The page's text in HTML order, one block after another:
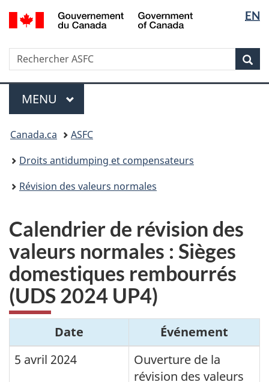
Passer
au
Passer
à
HTML
simplifiée
la
langue
EN
Recherche
Rechercher
ASFC
Menu
MENU PRINCIPAL
êtes
ici
Canada.ca
ASFC
Droits antidumping et compensateurs
Révision des valeurs normales
Calendrier de révision des
valeurs normales : Sièges
domestiques rembourrés
(UDS 2024 UP4)
Date
Événement
5 avril 2024
Ouverture de la
révision des valeurs